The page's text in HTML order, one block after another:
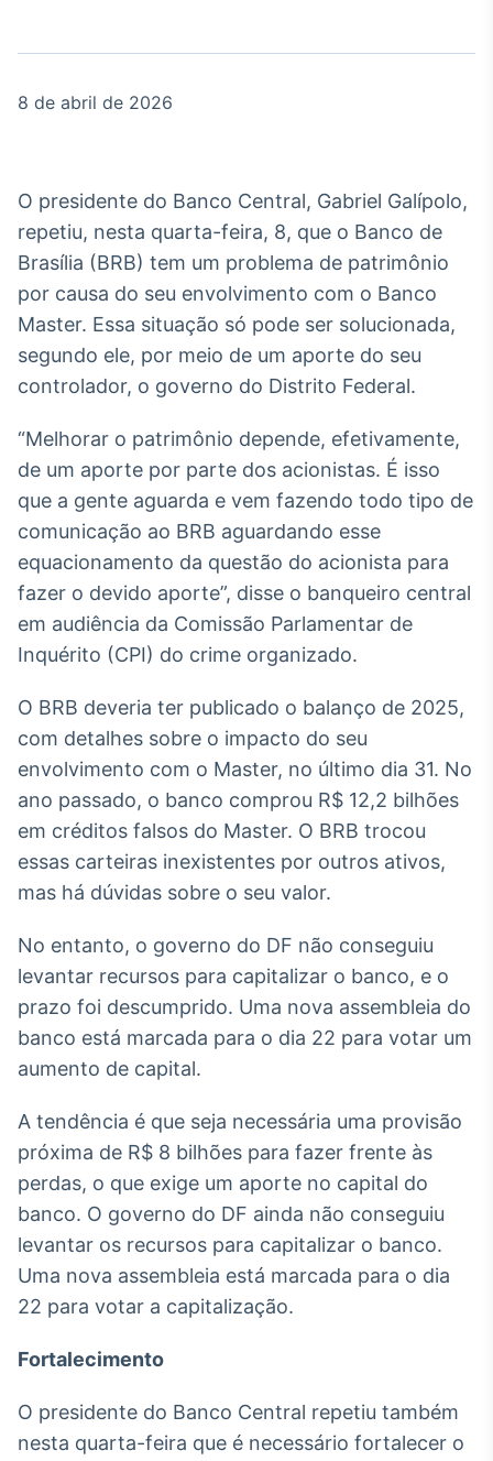
Tudo sobre o
Político
Os bastidores da
política em tempo
real
Broadcast
Energia
O setor de
Broadcast
White Label
Plataforma para
conteúdos
personalizados
Soluções de Dados
e Conteúdos
Broadcast
OTC
negociação de
ativos
Broadcast
Datafeed
APIs para
dados
Broadcast
Ticker
Broadcast
Widgets
Componentes
para conteúdos e
funcionalidades
dados para
displays e telas
8 de abril de 2026
O presidente do Banco Central, Gabriel Galípolo,
repetiu, nesta quarta-feira, 8, que o Banco de
Brasília (BRB) tem um problema de patrimônio
por causa do seu envolvimento com o Banco
Master. Essa situação só pode ser solucionada,
segundo ele, por meio de um aporte do seu
controlador, o governo do Distrito Federal.
“Melhorar o patrimônio depende, efetivamente,
de um aporte por parte dos acionistas. É isso
que a gente aguarda e vem fazendo todo tipo de
comunicação ao BRB aguardando esse
equacionamento da questão do acionista para
fazer o devido aporte”, disse o banqueiro central
em audiência da Comissão Parlamentar de
Inquérito (CPI) do crime organizado.
O BRB deveria ter publicado o balanço de 2025,
com detalhes sobre o impacto do seu
envolvimento com o Master, no último dia 31. No
ano passado, o banco comprou R$ 12,2 bilhões
em créditos falsos do Master. O BRB trocou
essas carteiras inexistentes por outros ativos,
mas há dúvidas sobre o seu valor.
No entanto, o governo do DF não conseguiu
levantar recursos para capitalizar o banco, e o
prazo foi descumprido. Uma nova assembleia do
banco está marcada para o dia 22 para votar um
aumento de capital.
A tendência é que seja necessária uma provisão
próxima de R$ 8 bilhões para fazer frente às
perdas, o que exige um aporte no capital do
banco. O governo do DF ainda não conseguiu
levantar os recursos para capitalizar o banco.
Uma nova assembleia está marcada para o dia
22 para votar a capitalização.
Fortalecimento
O presidente do Banco Central repetiu também
nesta quarta-feira que é necessário fortalecer o